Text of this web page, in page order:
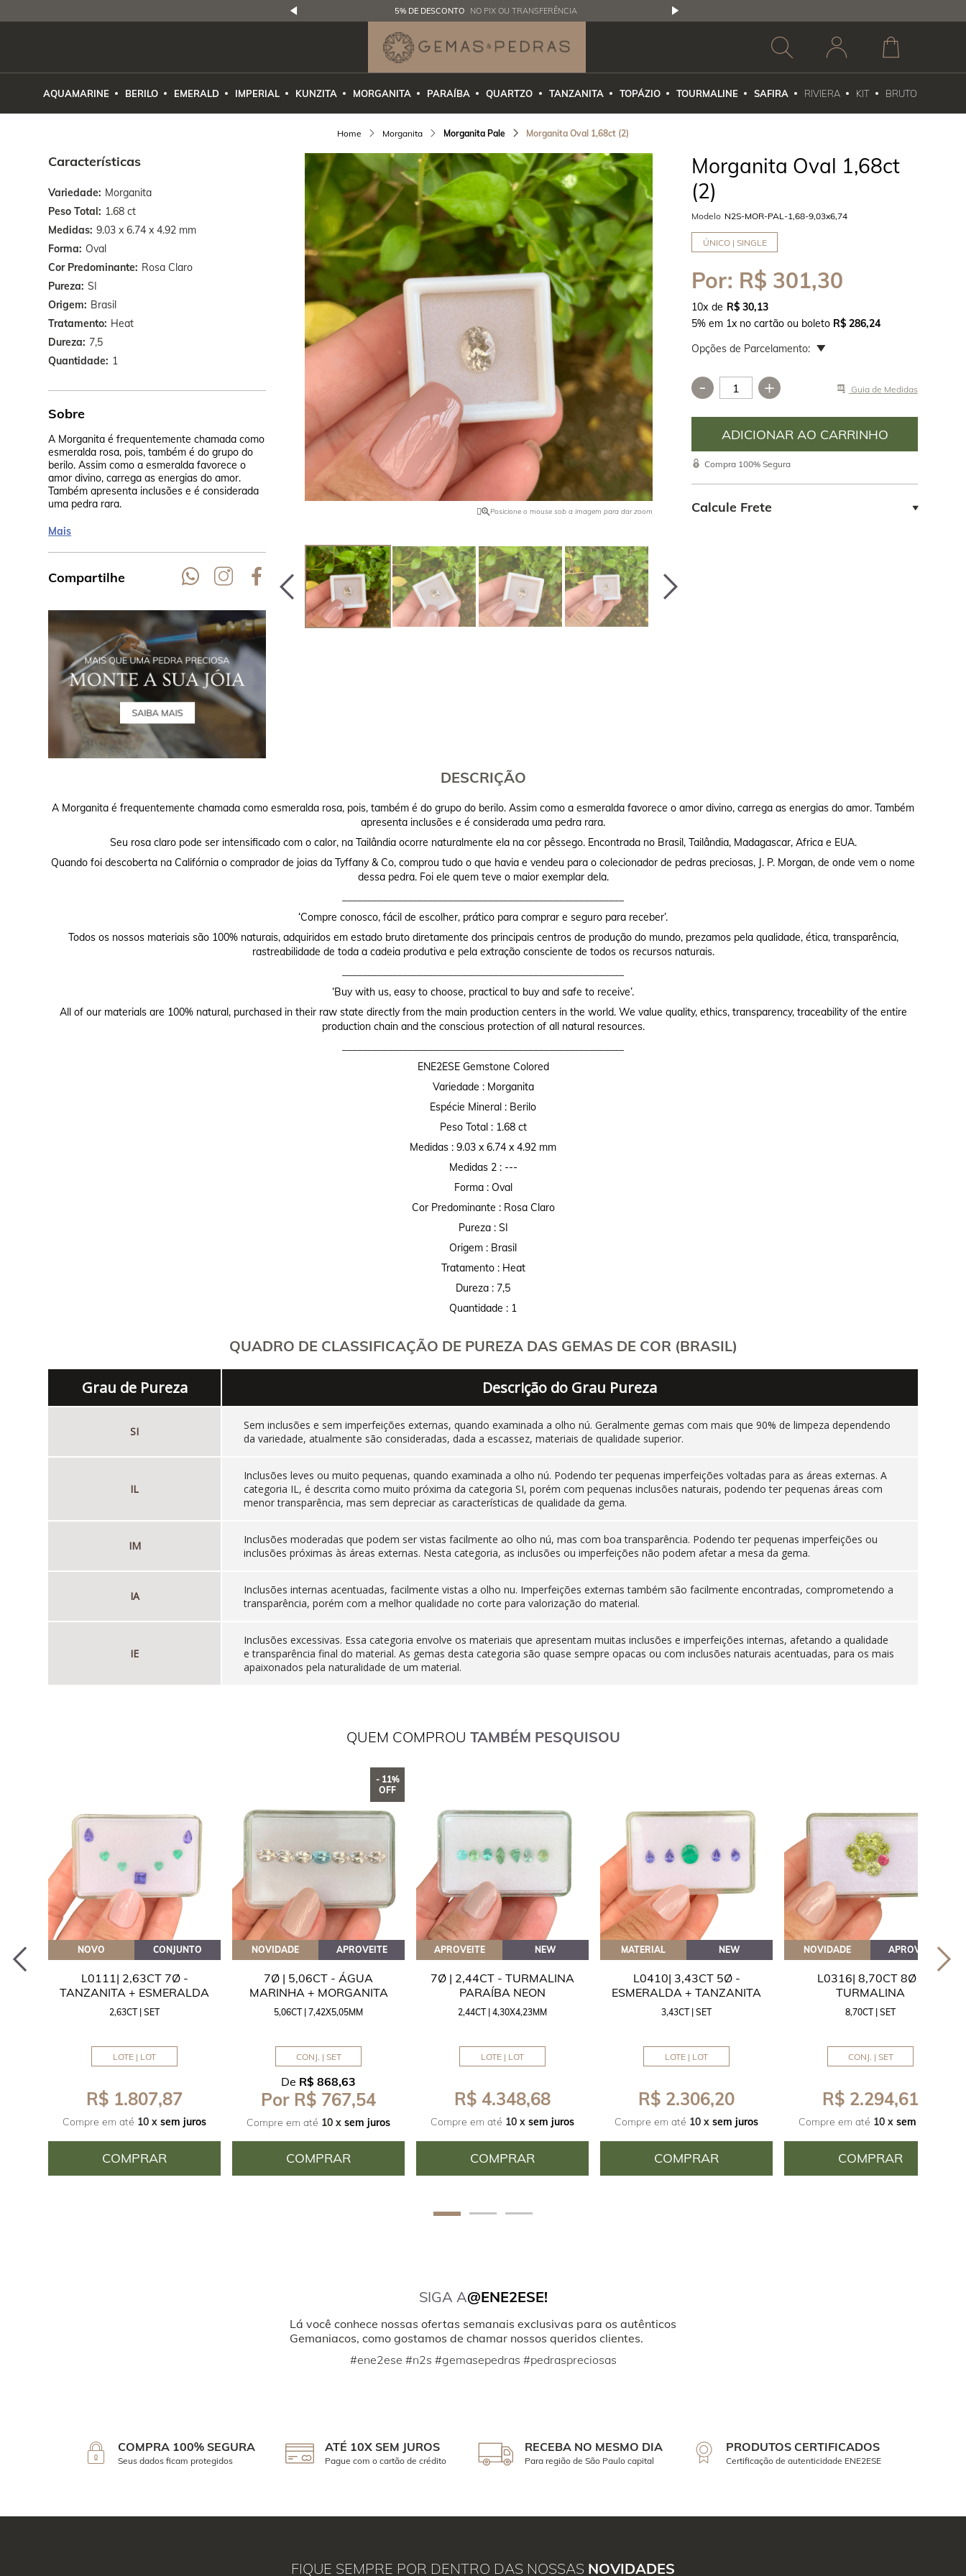
5% DE DESCONTO NO PIX OU TRANSFERÊNCIA
AQUAMARINE BERILO EMERALD IMPERIAL KUNZITA MORGANITA PARAÍBA QUARTZO TANZANITA TOPÁZIO TOURMALINE SAFIRA RIVIERA KIT BRUTO
Morganita Morganita Pale Morganita Oval 1,68ct (2)
Características
Variedade Morganita
Peso Total 1.68 ct
Medidas 9.03 x 6.74 x 4.92 mm
Forma Oval
Cor Predominante Rosa Claro
Pureza SI
Origem Brasil
Tratamento Heat
Dureza 7,5
Quantidade 1
Sobre
A Morganita é frequentemente chamada como
esmeralda rosa, pois, também é do grupo do
berilo. Assim como a esmeralda favorece o
amor divino, carrega as energias do amor.
Também apresenta inclusões e é considerada
uma pedra rara.
Seu rosa claro pode ser intensificado com o
calor, na Tailândia ocorre naturalmente ela na
cor pêssego. Encontrada no Brasil, Tailândia,
Madagascar, Africa e EUA.
Quando foi descoberta na Califórnia o
comprador de joias da Tyffany & Co, comprou
tudo o que havia e vendeu para o colecionador
de pedras preciosas, J. P. Morgan, de onde vem
o nome dessa pedra. Foi ele quem teve o
maior exemplar dela.
Mais
Compartilhe
Posicione o mouse sob a imagem para dar zoom
Morganita Oval 1,68ct
(2)
Modelo N2S-MOR-PAL-1,68-9,03x6,74
ÚNICO | SINGLE
Por: R$ 301,30
10x
R$ 30,13
5% em 1x no cartão ou boleto R$ 286,24
Opções de Parcelamento:
- + Guia de Medidas
Compra 100% Segura
Calcule Frete
DESCRIÇÃO
A Morganita é frequentemente chamada como esmeralda rosa, pois, também é do grupo do berilo. Assim como a esmeralda favorece o amor divino, carrega as energias do amor. Também
apresenta inclusões e é considerada uma pedra rara.
Seu rosa claro pode ser intensificado com o calor, na Tailândia ocorre naturalmente ela na cor pêssego. Encontrada no Brasil, Tailândia, Madagascar, Africa e EUA.
Quando foi descoberta na Califórnia o comprador de joias da Tyffany & Co, comprou tudo o que havia e vendeu para o colecionador de pedras preciosas, J. P. Morgan, de onde vem o nome
dessa pedra. Foi ele quem teve o maior exemplar dela.
‘Compre conosco, fácil de escolher, prático para comprar e seguro para receber’.
Todos os nossos materiais são 100% naturais, adquiridos em estado bruto diretamente dos principais centros de produção do mundo, prezamos pela qualidade, ética, transparência,
rastreabilidade de toda a cadeia produtiva e pela extração consciente de todos os recursos naturais.
‘Buy with us, easy to choose, practical to buy and safe to receive’.
All of our materials are 100% natural, purchased in their raw state directly from the main production centers in the world. We value quality, ethics, transparency, traceability of the entire
production chain and the conscious protection of all natural resources.
ENE2ESE Gemstone Colored
Variedade : Morganita
Espécie Mineral : Berilo
Peso Total : 1.68 ct
Medidas : 9.03 x 6.74 x 4.92 mm
Medidas 2 : ---
Forma : Oval
Cor Predominante : Rosa Claro
Pureza : SI
Origem : Brasil
Tratamento : Heat
Dureza : 7,5
Quantidade : 1
QUADRO DE CLASSIFICAÇÃO DE PUREZA DAS GEMAS DE COR (BRASIL)
Grau de Pureza Descrição do Grau Pureza
SI
Sem inclusões e sem imperfeições externas, quando examinada a olho nú. Geralmente gemas com mais que 90% de limpeza dependendo
da variedade, atualmente são consideradas, dada a escassez, materiais de qualidade superior.
IL
Inclusões leves ou muito pequenas, quando examinada a olho nú. Podendo ter pequenas imperfeições voltadas para as áreas externas. A
categoria IL, é descrita como muito próxima da categoria SI, porém com pequenas inclusões naturais, podendo ter pequenas áreas com
menor transparência, mas sem depreciar as características de qualidade da gema.
IM
Inclusões moderadas que podem ser vistas facilmente ao olho nú, mas com boa transparência. Podendo ter pequenas imperfeições ou
inclusões próximas às áreas externas. Nesta categoria, as inclusões ou imperfeições não podem afetar a mesa da gema.
IA
Inclusões internas acentuadas, facilmente vistas a olho nu. Imperfeições externas também são facilmente encontradas, comprometendo a
transparência, porém com a melhor qualidade no corte para valorização do material.
IE
Inclusões excessivas. Essa categoria envolve os materiais que apresentam muitas inclusões e imperfeições internas, afetando a qualidade
e transparência final do material. As gemas desta categoria são quase sempre opacas ou com inclusões naturais acentuadas, para os mais
apaixonados pela naturalidade de um material.
QUEM COMPROU TAMBÉM PESQUISOU
NOVO CONJUNTO
L0111| 2,63CT 7Ø -
TANZANITA + ESMERALDA
2,63CT | SET
LOTE | LOT
R$ 1.807,87
Compre em até 10 x sem juros
COMPRAR
- 11%
OFF
NOVIDADE APROVEITE
7Ø | 5,06CT - ÁGUA
MARINHA + MORGANITA
5,06CT | 7,42X5,05MM
CONJ. | SET
De R$ 868,63
Por R$ 767,54
Compre em até 10 x sem juros
COMPRAR
APROVEITE NEW
7Ø | 2,44CT - TURMALINA
PARAÍBA NEON
2,44CT | 4,30X4,23MM
LOTE | LOT
R$ 4.348,68
Compre em até 10 x sem juros
COMPRAR
MATERIAL NEW
L0410| 3,43CT 5Ø -
ESMERALDA + TANZANITA
3,43CT | SET
LOTE | LOT
R$ 2.306,20
Compre em até 10 x sem juros
COMPRAR
NOVIDADE APROVEITE
L0316| 8,70CT 8Ø -
TURMALINA
8,70CT | SET
CONJ. | SET
R$ 2.294,61
Compre em até 10 x sem juros
COMPRAR
SIGA A@ENE2ESE!
Lá você conhece nossas ofertas semanais exclusivas para os autênticos
Gemaniacos, como gostamos de chamar nossos queridos clientes.
#ene2ese #n2s #gemasepedras #pedraspreciosas
COMPRA 100% SEGURA
Seus dados ficam protegidos
ATÉ 10X SEM JUROS
Pague com o cartão de crédito
RECEBA NO MESMO DIA
Para região de São Paulo capital
PRODUTOS CERTIFICADOS
Certificação de autenticidade ENE2ESE
FIQUE SEMPRE POR DENTRO DAS NOSSAS NOVIDADES